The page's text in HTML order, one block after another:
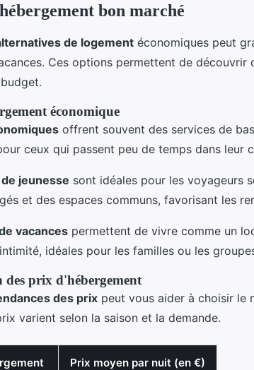
bon marché
de logement économiques peut
Ces options permettent de découvrir
économique
offrent souvent des services de
ceux qui passent peu de temps dans leur
jeunesse sont idéales pour les voyageurs
et des espaces communs, favorisant les
vacances permettent de vivre comme un
idéales pour les familles ou les
des prix d'hébergement
des prix peut vous aider à choisir le
varient selon la saison et la demande.
Prix moyen par nuit (en €)